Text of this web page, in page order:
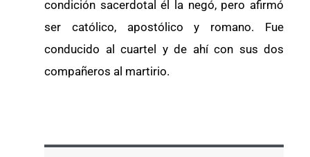
condición sacerdotal él la negó, pero afirmó
ser católico, apostólico y romano. Fue
conducido al cuartel y de ahí con sus dos
compañeros al martirio.